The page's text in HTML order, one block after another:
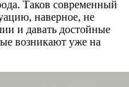
Таков современный
наверное, не
и давать достойные
возникают уже на